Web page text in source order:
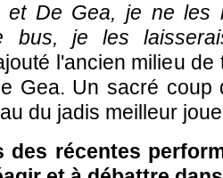
et De Gea, je ne les
bus, je les
l'ancien milieu
Gea. Un sacré coup
du jadis meilleur
des récentes